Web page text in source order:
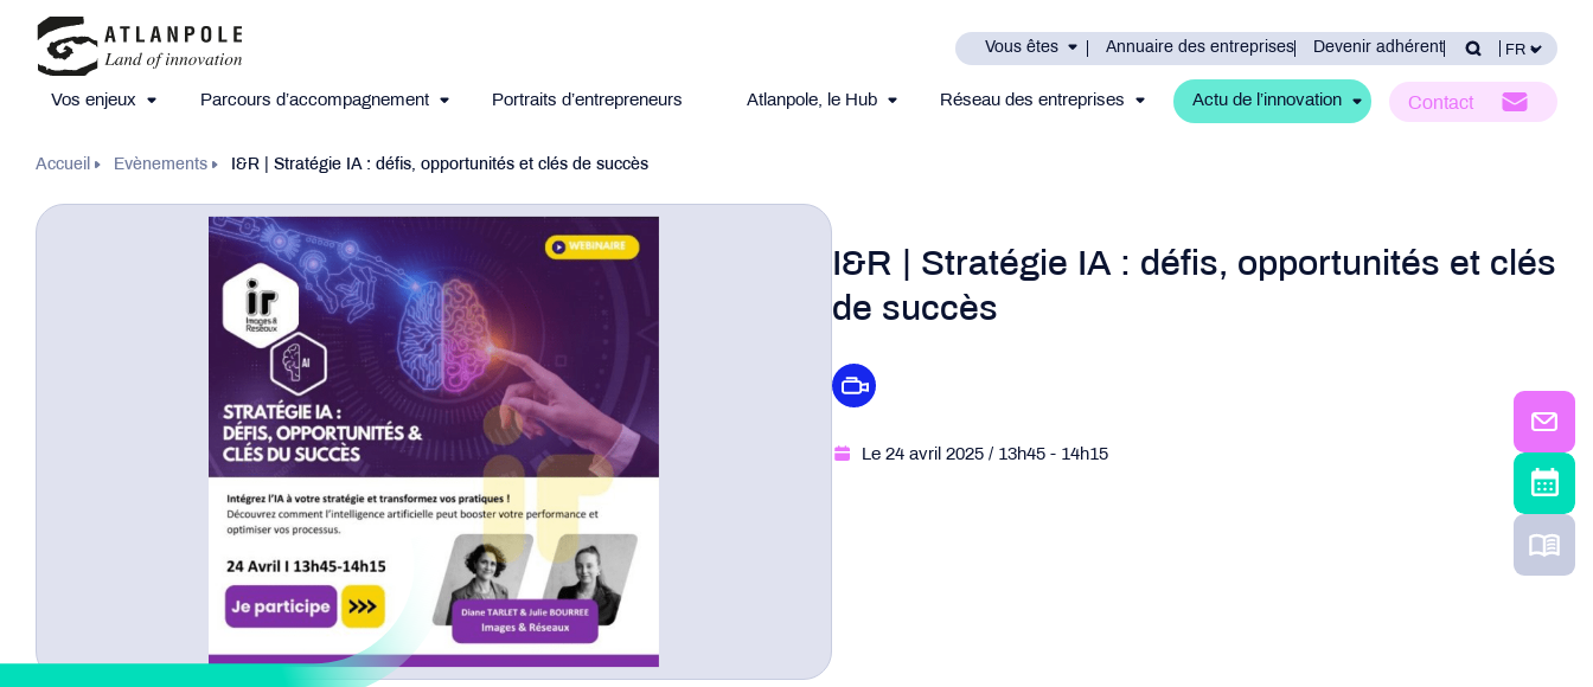
Vous êtes Annuaire des entreprises Devenir adhérent
Vos enjeux Parcours d’accompagnement Portraits d’entrepreneurs Atlanpole, le Hub Réseau des entreprises Actu de l’innovation Contact
Accueil Evènements I&R | Stratégie IA : défis, opportunités et clés de succès
I&R | Stratégie IA : défis, opportunités et clés
de succès
Le 24 avril 2025 / 13h45 - 14h15